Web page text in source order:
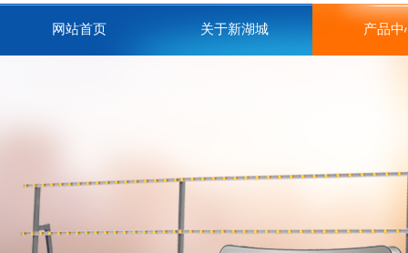
网站首页 关于新湖城 产品中